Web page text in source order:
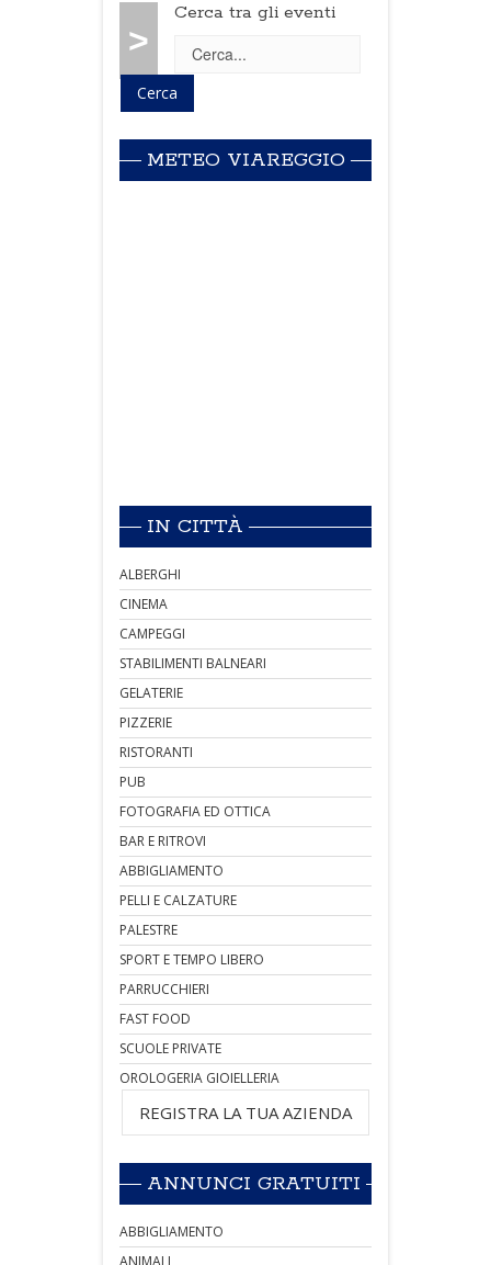
>
Cerca tra gli eventi
METEO VIAREGGIO
IN CITTÀ
ALBERGHI
CINEMA
CAMPEGGI
STABILIMENTI BALNEARI
GELATERIE
PIZZERIE
RISTORANTI
PUB
FOTOGRAFIA ED OTTICA
BAR E RITROVI
ABBIGLIAMENTO
PELLI E CALZATURE
PALESTRE
SPORT E TEMPO LIBERO
PARRUCCHIERI
FAST FOOD
SCUOLE PRIVATE
OROLOGERIA GIOIELLERIA
REGISTRA LA TUA AZIENDA
ANNUNCI GRATUITI
ABBIGLIAMENTO
ANIMALI